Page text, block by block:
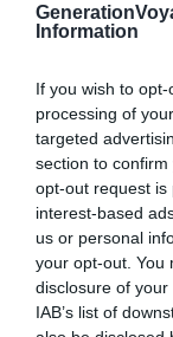
Information
If you wish to
processing of
targeted
section to
opt-out request is
interest-based
us or personal
your opt-out. You
disclosure of
IAB’s list of
Au-delà de
Dépose-minute
Le dépose-
dispose de 59
gratuitement un
sept minutes. Si
payerez ensuite